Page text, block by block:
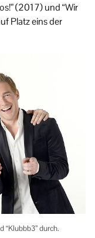
(2017) und “Wir
Platz eins der
“Klubbb3” durch.